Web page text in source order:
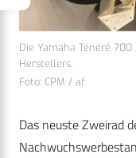
Die Yamaha Ténéré
Herstellers.
Foto: CPM / af
Das neuste Zweirad